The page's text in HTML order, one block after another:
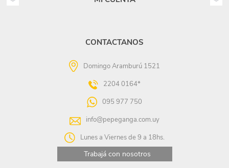
CONTACTANOS
Domingo Aramburú 1521
2204 0164*
095 977 750
info@pepeganga.com.uy
Lunes a Viernes de 9 a 18hs.
Trabajá con nosotros